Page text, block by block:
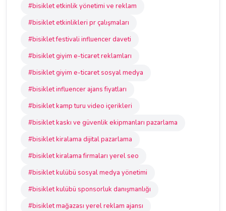
#bisiklet etkinlik yönetimi ve reklam
#bisiklet etkinlikleri pr çalışmaları
#bisiklet festivali influencer daveti
#bisiklet giyim e-ticaret reklamları
#bisiklet giyim e-ticaret sosyal medya
#bisiklet influencer ajans fiyatları
#bisiklet kamp turu video içerikleri
#bisiklet kaskı ve güvenlik ekipmanları pazarlama
#bisiklet kiralama dijital pazarlama
#bisiklet kiralama firmaları yerel seo
#bisiklet kulübü sosyal medya yönetimi
#bisiklet kulübü sponsorluk danışmanlığı
#bisiklet mağazası yerel reklam ajansı